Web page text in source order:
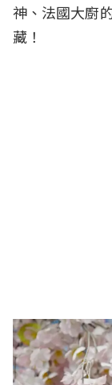
神、法國大廚
藏！